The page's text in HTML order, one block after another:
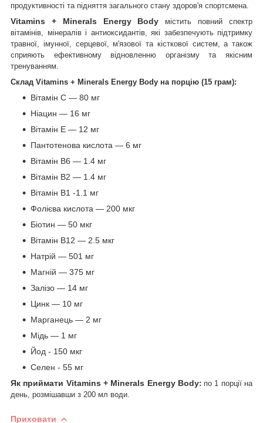
продуктивності та підняття загального стану здоров'я спортсмена.
Vitamins + Minerals Energy Body
містить повний спектр
вітамінів, мінералів і антиоксидантів, які забезпечують підтримку
травної, імунної, серцевої, м'язової та кісткової систем, а також
сприяють ефективному відновленню організму та якісним
тренуванням.
Склад Vitamins + Minerals Energy Body на порцію (15 грам):
Вітамін C — 80 мг
Ніацин — 16 мг
Вітамін E — 12 мг
Пантотенова кислота — 6 мг
Вітамін B6 — 1.4 мг
Вітамін B2 — 1.4 мг
Вітамін B1 -1.1 мг
Фолієва кислота — 200 мкг
Біотин — 50 мкг
Вітамін B12 — 2.5 мкг
Натрій — 501 мг
Магній — 375 мг
Залізо — 14 мг
Цинк — 10 мг
Марганець — 2 мг
Мідь — 1 мг
Йод - 150 мкг
Селен - 55 мг
Як приймати Vitamins + Minerals Energy Body: по 1 порції на
день, розмішавши з 200 мл води.
Приховати